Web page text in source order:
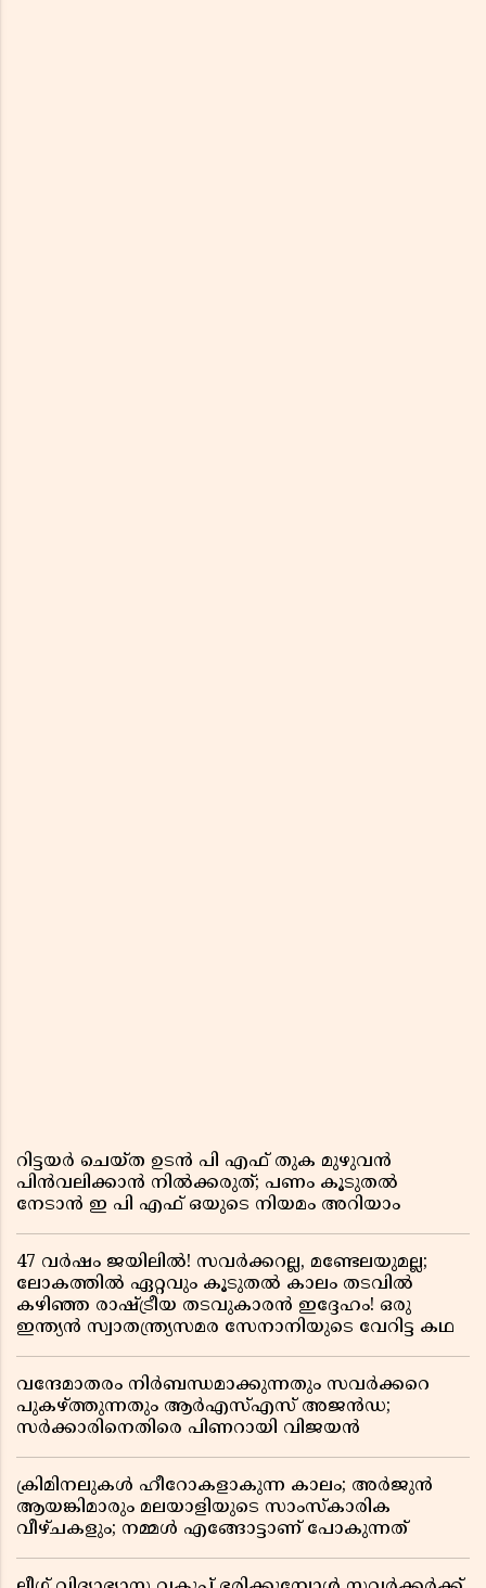
റിട്ടയർ ചെയ്ത ഉടൻ പി എഫ് തുക മുഴുവൻ
പിൻവലിക്കാൻ നിൽക്കരുത്; പണം കൂടുതൽ
നേടാൻ ഇ പി എഫ് ഒയുടെ നിയമം അറിയാം
47 വർഷം ജയിലിൽ! സവർക്കറല്ല, മണ്ടേലയുമല്ല;
ലോകത്തിൽ ഏറ്റവും കൂടുതൽ കാലം തടവിൽ
കഴിഞ്ഞ രാഷ്ട്രീയ തടവുകാരൻ ഇദ്ദേഹം! ഒരു
ഇന്ത്യൻ സ്വാതന്ത്ര്യസമര സേനാനിയുടെ വേറിട്ട കഥ
വന്ദേമാതരം നിർബന്ധമാക്കുന്നതും സവർക്കറെ
പുകഴ്ത്തുന്നതും ആർഎസ്എസ് അജൻഡ;
സർക്കാരിനെതിരെ പിണറായി വിജയൻ
ക്രിമിനലുകൾ ഹീറോകളാകുന്ന കാലം; അർജുൻ
ആയങ്കിമാരും മലയാളിയുടെ സാംസ്കാരിക
വീഴ്ചകളും; നമ്മൾ എങ്ങോട്ടാണ് പോകുന്നത്